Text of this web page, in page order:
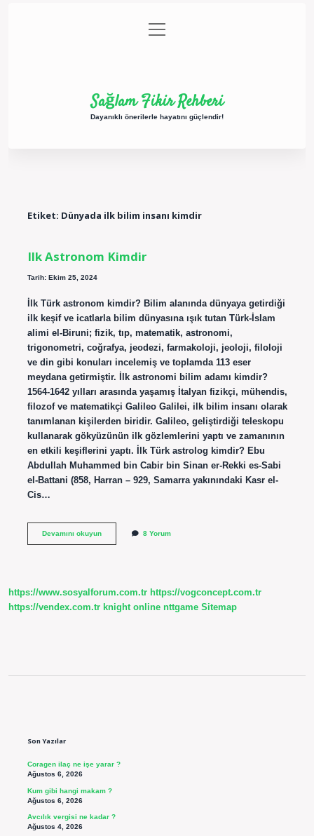
Gizlilik Politikası
menüyü
aç
Sağlam Fikir Rehberi
Dayanıklı önerilerle hayatını güçlendir!
Etiket: Dünyada ilk bilim insanı kimdir
Ilk Astronom Kimdir
Tarih: Ekim 25, 2024
İlk Türk astronom kimdir? Bilim alanında dünyaya getirdiği
ilk keşif ve icatlarla bilim dünyasına ışık tutan Türk-İslam
alimi el-Biruni; fizik, tıp, matematik, astronomi,
trigonometri, coğrafya, jeodezi, farmakoloji, jeoloji, filoloji
ve din gibi konuları incelemiş ve toplamda 113 eser
meydana getirmiştir. İlk astronomi bilim adamı kimdir?
1564-1642 yılları arasında yaşamış İtalyan fizikçi, mühendis,
filozof ve matematikçi Galileo Galilei, ilk bilim insanı olarak
tanımlanan kişilerden biridir. Galileo, geliştirdiği teleskopu
kullanarak gökyüzünün ilk gözlemlerini yaptı ve zamanının
en etkili keşiflerini yaptı. İlk Türk astrolog kimdir? Ebu
Abdullah Muhammed bin Cabir bin Sinan er-Rekki es-Sabi
el-Battani (858, Harran – 929, Samarra yakınındaki Kasr el-
Cis…
Devamını okuyunIlk
8 Yorum
https://www.sosyalforum.com.tr https://vogconcept.com.tr
https://vendex.com.tr knight online nttgame Sitemap
Son Yazılar
Coragen ilaç ne işe yarar ?
Ağustos 6, 2026
Kum gibi hangi makam ?
Ağustos 6, 2026
Avcılık vergisi ne kadar ?
Ağustos 4, 2026